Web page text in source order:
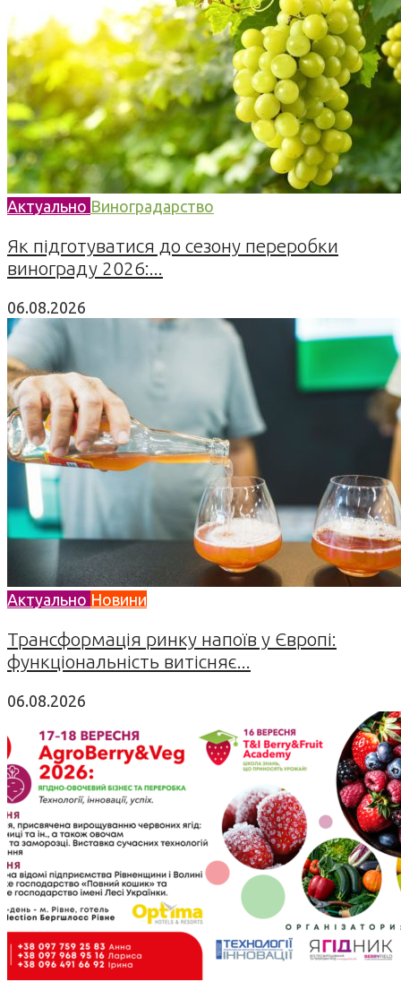
Актуально Виноградарство
Як підготуватися до сезону переробки
винограду 2026:...
06.08.2026
Актуально Новини
Трансформація ринку напоїв у Європі:
функціональність витісняє...
06.08.2026